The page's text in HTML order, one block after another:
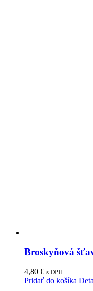
Broskyňová
4,80 € s DPH
Pridať do košíka